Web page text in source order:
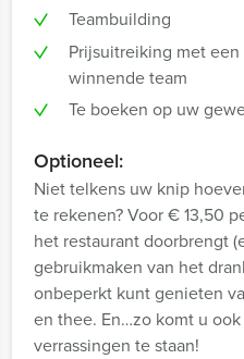
Teambuilding
Prijsuitreiking met
winnende team
Te boeken op uw
Optioneel:
Niet telkens uw knip
te rekenen? Voor € 13,50
het restaurant doorbrengt
gebruikmaken van het
onbeperkt kunt genieten
en thee. En…zo komt u
verrassingen te staan!